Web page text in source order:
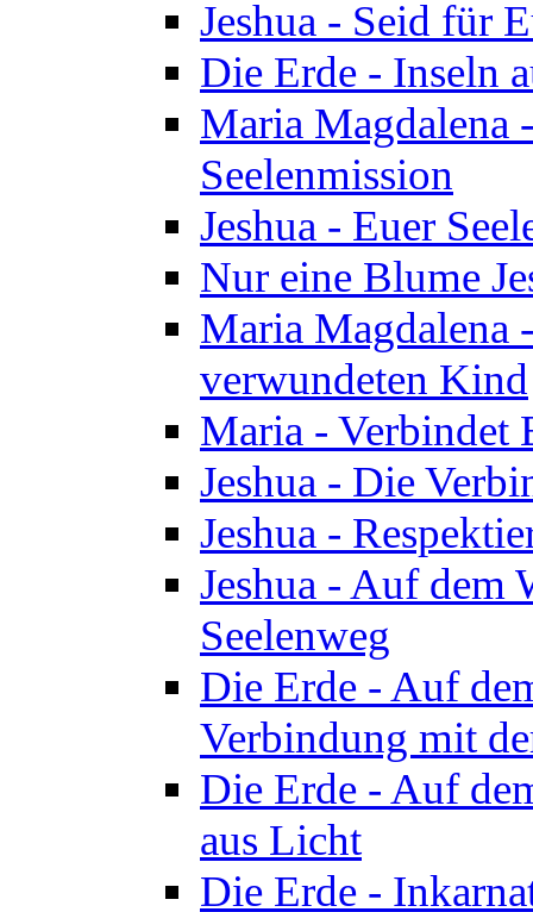
Jeshua - Seid für
Die Erde - Inseln
Maria Magdalena
Seelenmission
Jeshua - Euer
Nur eine Blume
Maria Magdalena
verwundeten Kind
Maria - Verbindet
Jeshua - Die
Jeshua -
Jeshua - Auf dem
Seelenweg
Die Erde - Auf
Verbindung mit
Die Erde - Auf
aus Licht
Die Erde -